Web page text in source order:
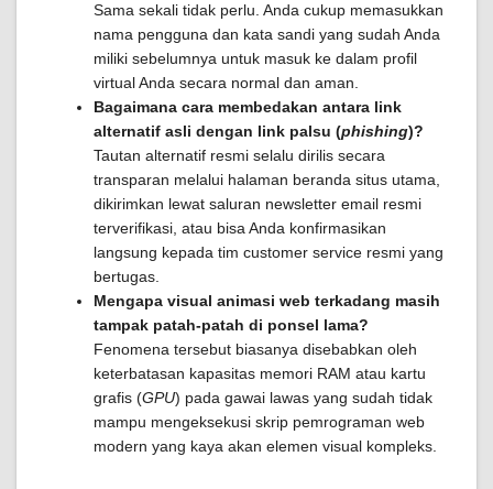
Sama sekali tidak perlu. Anda cukup memasukkan
nama pengguna dan kata sandi yang sudah Anda
miliki sebelumnya untuk masuk ke dalam profil
virtual Anda secara normal dan aman.
Bagaimana cara membedakan antara link
alternatif asli dengan link palsu (phishing)?
Tautan alternatif resmi selalu dirilis secara
transparan melalui halaman beranda situs utama,
dikirimkan lewat saluran newsletter email resmi
terverifikasi, atau bisa Anda konfirmasikan
langsung kepada tim customer service resmi yang
bertugas.
Mengapa visual animasi web terkadang masih
tampak patah-patah di ponsel lama?
Fenomena tersebut biasanya disebabkan oleh
keterbatasan kapasitas memori RAM atau kartu
grafis (GPU) pada gawai lawas yang sudah tidak
mampu mengeksekusi skrip pemrograman web
modern yang kaya akan elemen visual kompleks.